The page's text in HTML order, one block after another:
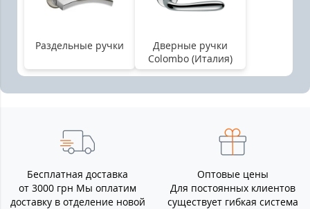
Раздельные ручки
Дверные ручки
Colombo (Италия)
Бесплатная доставка
от 3000 грн Мы оплатим
доставку в отделение новой
Оптовые цены
Для постоянных клиентов
существует гибкая система